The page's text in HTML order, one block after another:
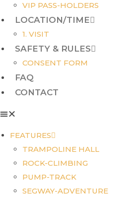
VIP PASS-HOLDERS
LOCATION/TIME
1. VISIT
SAFETY & RULES
CONSENT FORM
FAQ
CONTACT
FEATURES
TRAMPOLINE HALL
ROCK-CLIMBING
PUMP-TRACK
SEGWAY-ADVENTURE